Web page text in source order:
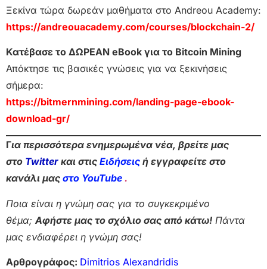
Ξεκίνα τώρα δωρεάν μαθήματα στο Andreou Academy:
https://andreouacademy.com/courses/blockchain-2/
Κατέβασε το ΔΩΡΕΑΝ eBook για το Bitcoin Mining
Απόκτησε τις βασικές γνώσεις για να ξεκινήσεις
σήμερα:
https://bitmernmining.com/landing-page-ebook-
download-gr/
Για περισσότερα ενημερωμένα νέα, βρείτε μας
στο Twitter και στις Ειδήσεις ή εγγραφείτε στο
κανάλι μας στο YouTube .
Ποια είναι η γνώμη σας για το συγκεκριμένο
θέμα; Αφήστε μας το σχόλιο σας από κάτω! Πάντα
μας ενδιαφέρει η γνώμη σας!
Αρθρογράφος: Dimitrios Alexandridis